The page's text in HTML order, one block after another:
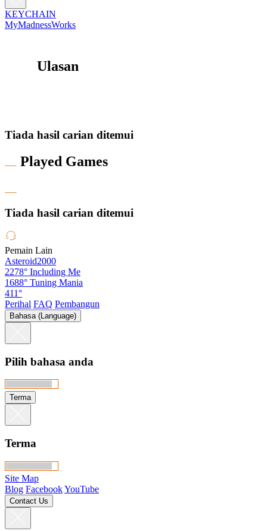
KEYCHAIN
MyMadnessWorks
Ulasan
Tiada hasil carian ditemui
Played Games
Tiada hasil carian ditemui
Pemain Lain
Asteroid2000
2278° Including Me
1688° Tuning Mania
411°
Perihal FAQ Pembangun
Bahasa (Language)
Pilih bahasa anda
Terma
Terma
Site Map
Blog FacebookYouTube
Contact Us